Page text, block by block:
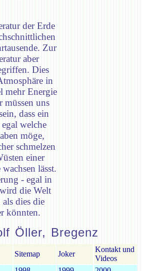
der Erde
Zur
aber
Dies
in
mehr Energie
uns
dass ein
welche
möge,
schmelzen
einer
lässt.
- egal in
die Welt
dies die
könnten.
Öller, Bregenz
Sitemap Joker
Kontakt und
Videos